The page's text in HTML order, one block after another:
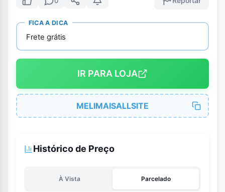
FICA A DICA
Frete grátis
IR PARA LOJA
MELIMAISALLSITE
Histórico de Preço
À Vista Parcelado